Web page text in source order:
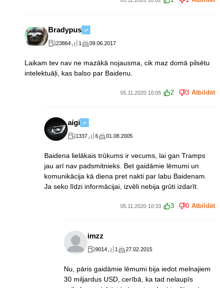
Bradypus
23864 1 09.06.2017
Laikam tev nav ne mazākā nojausma, cik maz domā pilsētu
intelektuāļi, kas balso par Baidenu.
05.11.2020 10:05 2 3 Atbildēt
aigi
1337 6 01.08.2005
Baidena lielākais trūkums ir vecums, lai gan Tramps
jau arī nav padsmitnieks. Bet gaidāmie lēmumi un
komunikācija kā diena pret nakti par labu Baidenam.
Ja seko līdzi informācijai, izvēli nebija grūti izdarīt.
05.11.2020 10:33 3 0 Atbildēt
imzz
9014 1 27.02.2015
Nu, pāris gaidāmie lēmumi bija iedot melnajiem
30 miljardus USD, cerībā, ka tad nelaupīs